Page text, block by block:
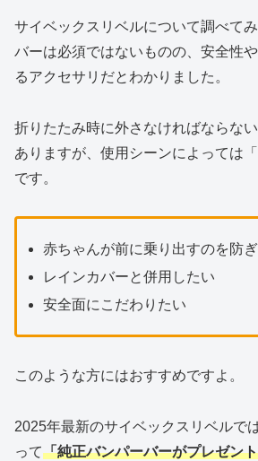
サイベックスリベルについて調べて
バーは必須ではないものの、安全性
るアクセサリだとわかりました。
折りたたみ時に外さなければならな
ありますが、使用シーンによっては
です。
赤ちゃんが前に乗り出すのを防
レインカバーと併用したい
安全面にこだわりたい
このような方にはおすすめですよ。
2025年最新のサイベックスリベルで
って「純正バンパーバーがプレゼン